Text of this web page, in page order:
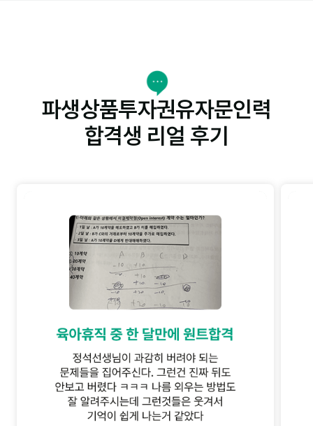
파생상품투자권유자문인력
합격생 리얼 후기